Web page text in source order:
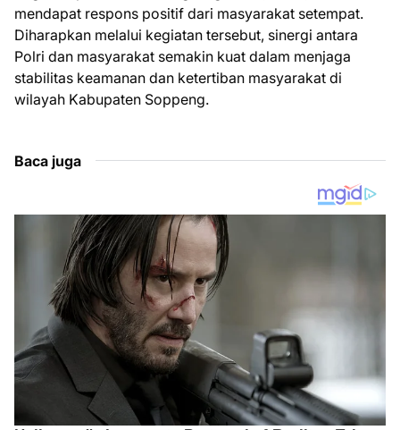
mendapat respons positif dari masyarakat setempat.
Diharapkan melalui kegiatan tersebut, sinergi antara
Polri dan masyarakat semakin kuat dalam menjaga
stabilitas keamanan dan ketertiban masyarakat di
wilayah Kabupaten Soppeng.
Baca juga